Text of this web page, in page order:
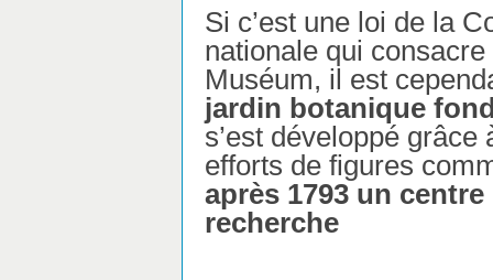
Si c’est une loi de la
nationale qui
Muséum, il est
jardin botanique
s’est développé grâce
efforts de figures
après 1793 un
recherche